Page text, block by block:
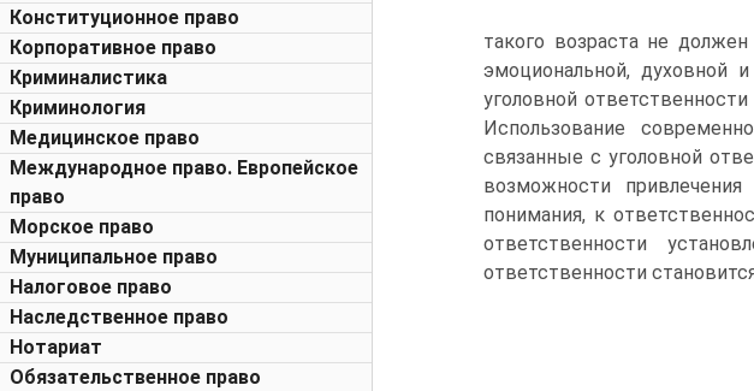
Конституционное право
Корпоративное право
Криминалистика
Криминология
Медицинское право
Международное право. Европейское
право
Морское право
Муниципальное право
Налоговое право
Наследственное право
Нотариат
Обязательственное право
такого возраста не
эмоциональной, духовной
уголовной
Использование
связанные с уголовной
возможности
понимания, к
ответственности
ответственности